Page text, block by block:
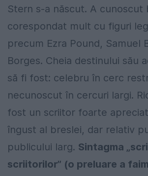
Stern s-a născut. A cunoscut
corespondat mult cu figuri
precum Ezra Pound, Samuel
Borges. Cheia destinului său
să fi fost: celebru în cerc
necunoscut în cercuri largi.
fost un scriitor foarte
îngust al breslei, dar relativ
publicului larg. Sintagma
scriitorilor” (o preluare a